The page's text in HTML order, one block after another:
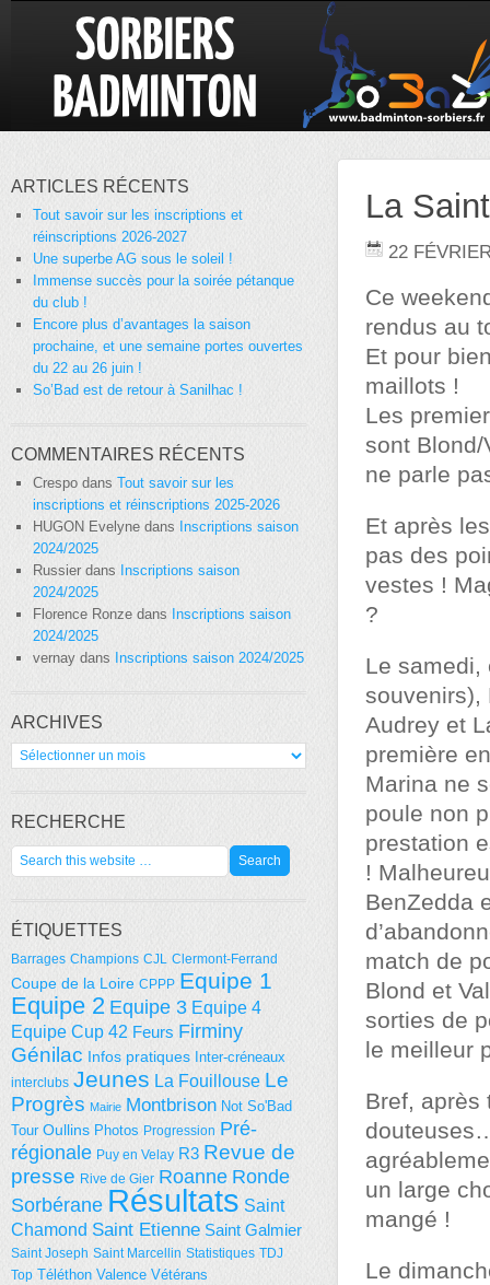
La
22
Ce
rendus au
Et pour
maillots !
Les
sont Blond/
ne parle
Et après
pas des
vestes !
?
Le samedi,
souvenirs),
Audrey et
première
Marina ne
poule non
prestation
!
BenZedda
match de
Blond et
sorties de
le meilleur
Bref, après
un large
mangé !
Le
ARTICLES RÉCENTS
Tout savoir sur les inscriptions et
réinscriptions 2026-2027
Une superbe AG sous le soleil !
Immense succès pour la soirée pétanque
du club !
Encore plus d’avantages la saison
prochaine, et une semaine portes ouvertes
du 22 au 26 juin !
So’Bad est de retour à Sanilhac !
COMMENTAIRES RÉCENTS
Crespo dans Tout savoir sur les
inscriptions et réinscriptions 2025-2026
HUGON Evelyne dans Inscriptions saison
2024/2025
Russierdans Inscriptions saison
2024/2025
Florence Ronze dans Inscriptions saison
2024/2025
vernay dans Inscriptions saison 2024/2025
ARCHIVES
Archives
RECHERCHE
ÉTIQUETTES
Barrages Champions CJL Clermont-Ferrand
Coupe de la Loire CPPP Equipe 1
Equipe 2 Equipe 3 Equipe 4
Equipe Cup 42 Feurs Firminy
Génilac Infos pratiques Inter-créneaux
interclubs Jeunes La Fouillouse Le
Progrès Mairie Montbrison Not So'Bad
Tour Oullins Photos Progression Pré-
régionale Puy en Velay R3 Revue de
presse Rive de Gier Roanne Ronde
Sorbérane Résultats Saint
Chamond Saint Etienne Saint Galmier
Saint Joseph Saint Marcellin Statistiques TDJ
Top Téléthon Valence Vétérans